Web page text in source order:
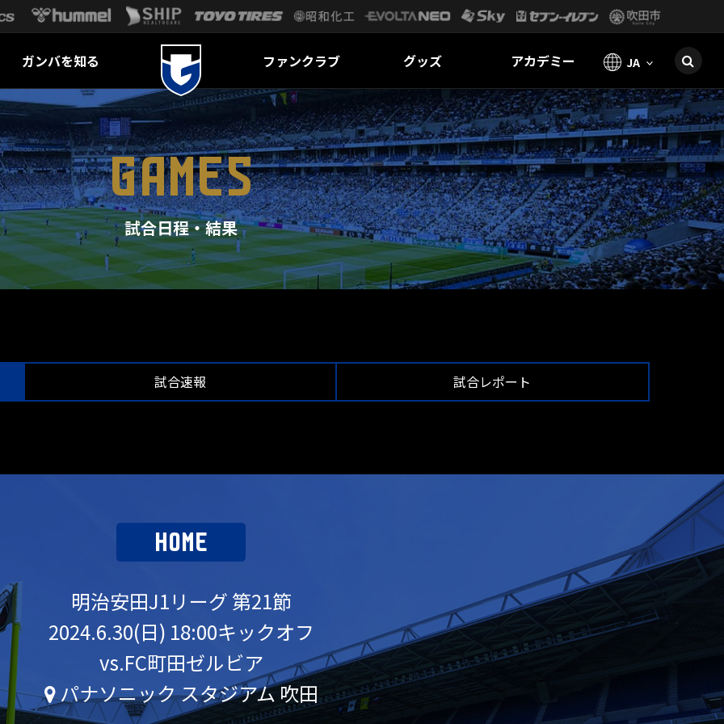
ガンバを知る ファンクラブ グッズ アカデミー JA
GAMES
試合日程・結果
試合速報 試合レポート
HOME
明治安田J1リーグ 第21節
2024.6.30(日) 18:00キックオフ
vs.FC町田ゼルビア
パナソニック スタジアム 吹田